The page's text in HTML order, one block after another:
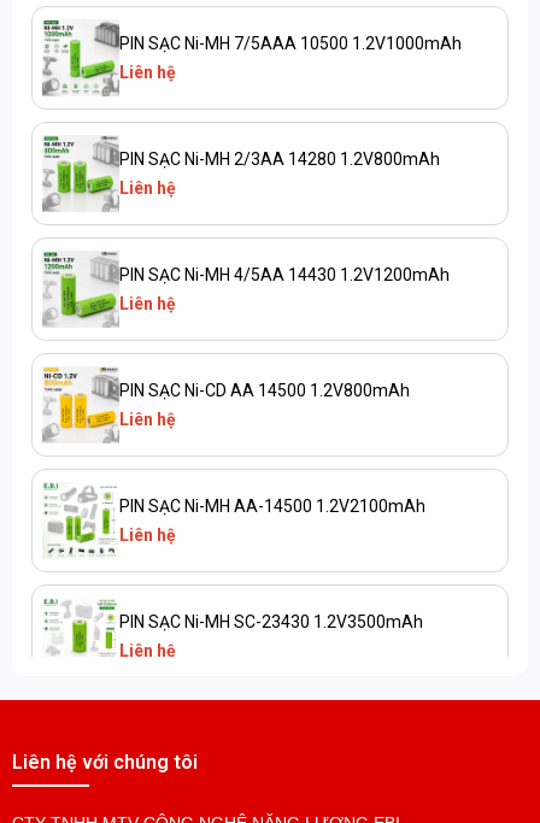
PIN SẠC Ni-MH 7/5AAA 10500 1.2V1000mAh
Liên hệ
PIN SẠC Ni-MH 2/3AA 14280 1.2V800mAh
Liên hệ
PIN SẠC Ni-MH 4/5AA 14430 1.2V1200mAh
Liên hệ
PIN SẠC Ni-CD AA 14500 1.2V800mAh
Liên hệ
PIN SẠC Ni-MH AA-14500 1.2V2100mAh
Liên hệ
PIN SẠC Ni-MH SC-23430 1.2V3500mAh
Liên hệ
Liên hệ
Liên hệ với chúng tôi